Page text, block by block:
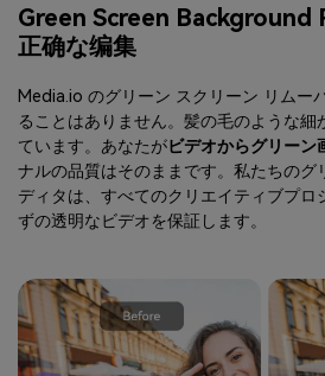
Green Screen Background
正确な编集
Media.io のグリーン スクリーン リムー
ることはありません。髪の毛のような細
ています。あなたがビデオからグリーン
ナルの品質はそのままです。私たちのグ
ディタは、すべてのクリエイティブプロ
ずの透明なビデオを保証します。